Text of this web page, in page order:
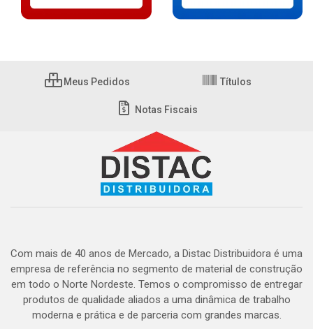
Meus Pedidos Títulos
Notas Fiscais
Com mais de 40 anos de Mercado, a Distac Distribuidora é uma
empresa de referência no segmento de material de construção
em todo o Norte Nordeste. Temos o compromisso de entregar
produtos de qualidade aliados a uma dinâmica de trabalho
moderna e prática e de parceria com grandes marcas.